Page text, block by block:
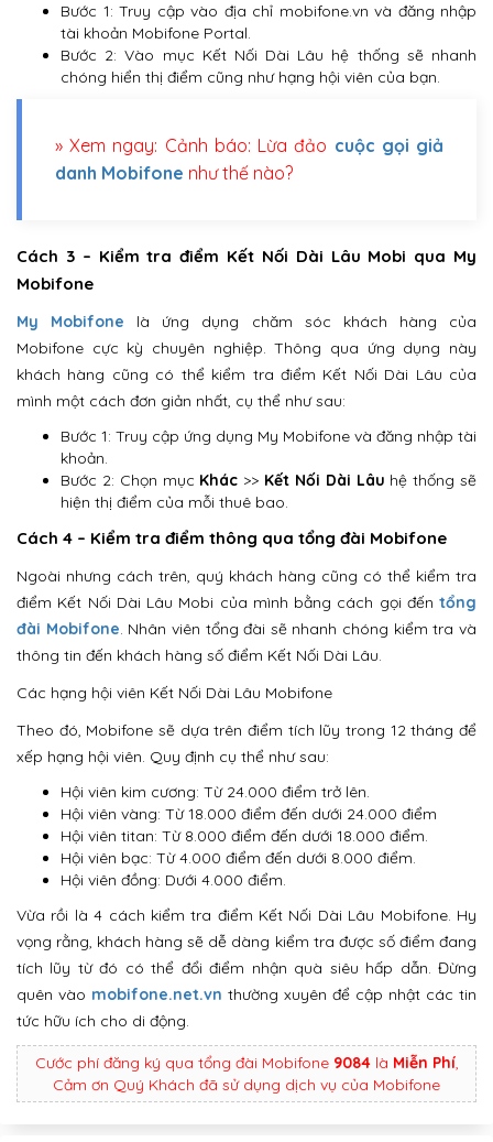
Bước 1: Truy cập vào địa chỉ mobifone.vn và đăng nhập
tài khoản Mobifone Portal.
Bước 2: Vào mục Kết Nối Dài Lâu hệ thống sẽ nhanh
chóng hiển thị điểm cũng như hạng hội viên của bạn.
» Xem ngay: Cảnh báo: Lừa đảo cuộc gọi giả
danh Mobifone như thế nào?
Cách 3 – Kiểm tra điểm Kết Nối Dài Lâu Mobi qua My
Mobifone
My Mobifone là ứng dụng chăm sóc khách hàng của
Mobifone cực kỳ chuyên nghiệp. Thông qua ứng dụng này
khách hàng cũng có thể kiểm tra điểm Kết Nối Dài Lâu của
mình một cách đơn giản nhất, cụ thể như sau:
Bước 1: Truy cập ứng dụng My Mobifone và đăng nhập tài
khoản.
Bước 2: Chọn mục Khác >> Kết Nối Dài Lâu hệ thống sẽ
hiện thị điểm của mỗi thuê bao.
Cách 4 – Kiểm tra điểm thông qua tổng đài Mobifone
Ngoài nhưng cách trên, quý khách hàng cũng có thể kiểm tra
điểm Kết Nối Dài Lâu Mobi của mình bằng cách gọi đến tổng
đài Mobifone. Nhân viên tổng đài sẽ nhanh chóng kiểm tra và
thông tin đến khách hàng số điểm Kết Nối Dài Lâu.
Các hạng hội viên Kết Nối Dài Lâu Mobifone
Theo đó, Mobifone sẽ dựa trên điểm tích lũy trong 12 tháng để
xếp hạng hội viên. Quy định cụ thể như sau:
Hội viên kim cương: Từ 24.000 điểm trở lên.
Hội viên vàng: Từ 18.000 điểm đến dưới 24.000 điểm
Hội viên titan: Từ 8.000 điểm đến dưới 18.000 điểm.
Hội viên bạc: Từ 4.000 điểm đến dưới 8.000 điểm.
Hội viên đồng: Dưới 4.000 điểm.
Vừa rồi là 4 cách kiểm tra điểm Kết Nối Dài Lâu Mobifone. Hy
vọng rằng, khách hàng sẽ dễ dàng kiểm tra được số điểm đang
tích lũy từ đó có thể đổi điểm nhận quà siêu hấp dẫn. Đừng
quên vào mobifone.net.vn thường xuyên để cập nhật các tin
tức hữu ích cho di động.
Cước phí đăng ký qua tổng đài Mobifone 9084là Miễn Phí,
Cảm ơn Quý Khách đã sử dụng dịch vụ của Mobifone